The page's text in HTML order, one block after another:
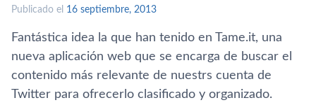
Publicado el 16 septiembre, 2013
Fantástica idea la que han tenido en Tame.it, una
nueva aplicación web que se encarga de buscar el
contenido más relevante de nuestrs cuenta de
Twitter para ofrecerlo clasificado y organizado.